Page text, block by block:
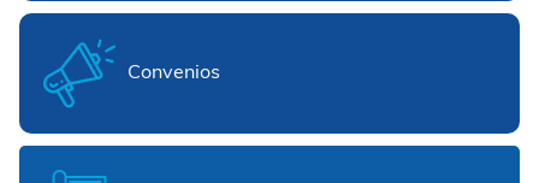
Convenios